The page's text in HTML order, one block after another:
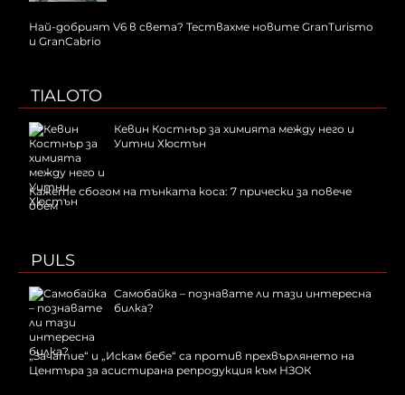
Най-добрият V6 в света? Тествахме новите GranTurismo
и GranCabrio
TIALOTO
Кевин Костнър за химията между него и
Уитни Хюстън
Кажете сбогом на тънката коса: 7 прически за повече
обем
PULS
Самобайка – познавате ли тази интересна
билка?
„Зачатие“ и „Искам бебе“ са против прехвърлянето на
Центъра за асистирана репродукция към НЗОК